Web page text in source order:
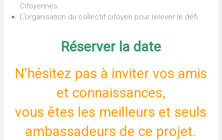
Citoyennes.
L’organisation du collectif citoyen pour relever le défi.
Réserver la date
N’hésitez pas à inviter vos amis
et connaissances,
vous êtes les meilleurs et seuls
ambassadeurs de ce projet.